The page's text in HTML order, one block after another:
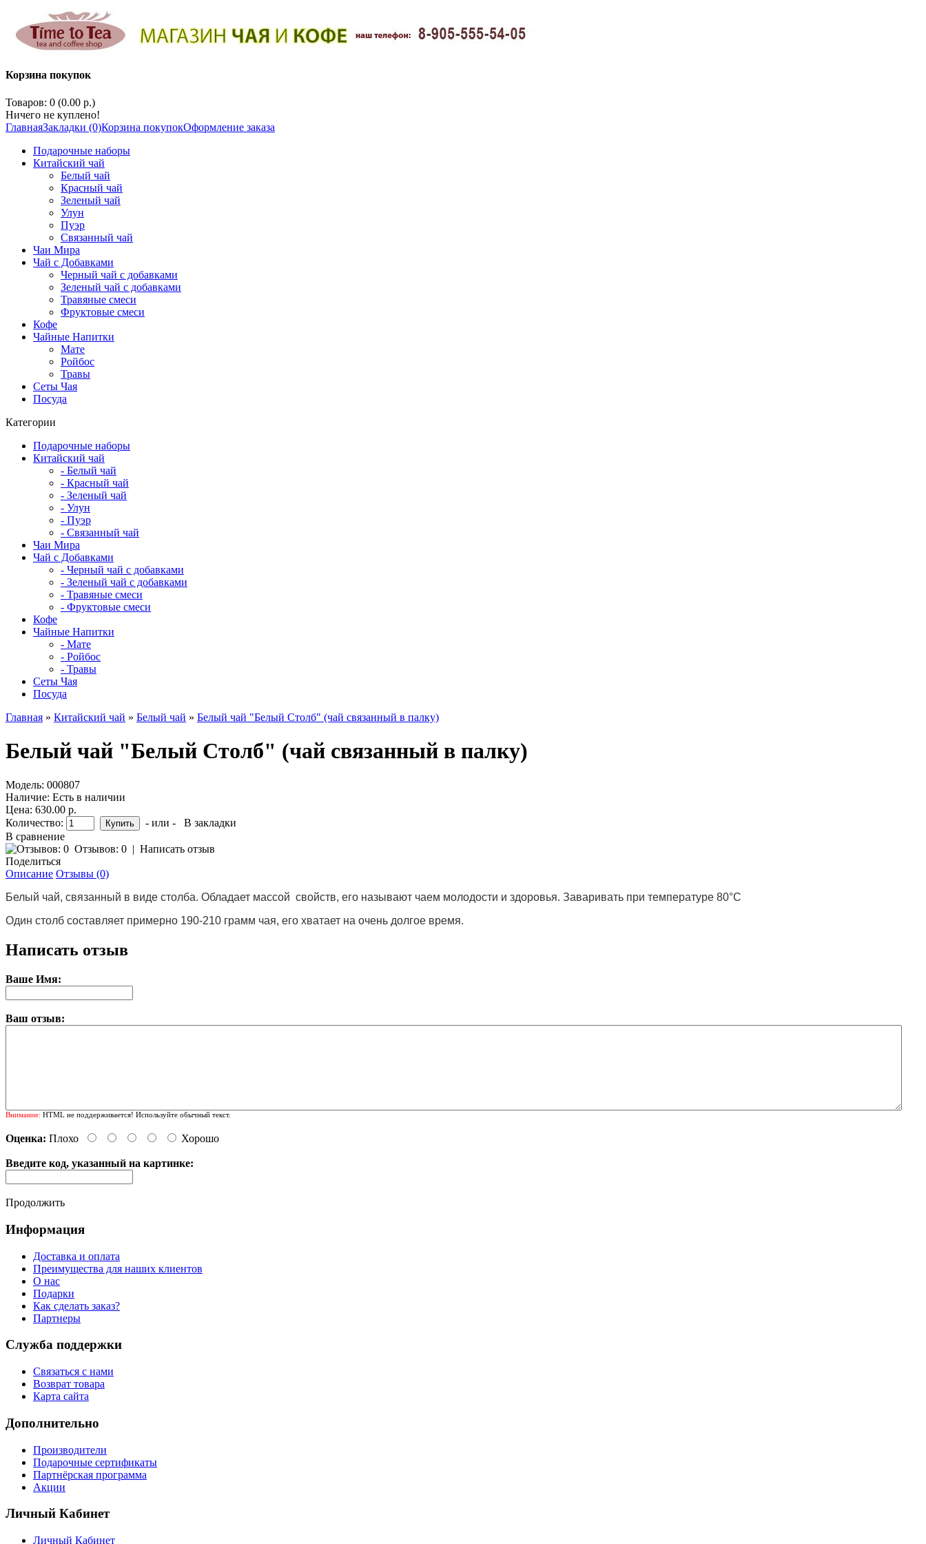
Корзина покупок
Товаров: 0 (0.00 р.)
Ничего не куплено!
ГлавнаяЗакладки (0)Корзина покупокОформление заказа
Подарочные наборы
Китайский чай
Белый чай
Красный чай
Зеленый чай
Улун
Пуэр
Связанный чай
Чаи Мира
Чай с Добавками
Черный чай с добавками
Зеленый чай с добавками
Травяные смеси
Фруктовые смеси
Кофе
Чайные Напитки
Мате
Ройбос
Травы
Сеты Чая
Посуда
Категории
Подарочные наборы
Китайский чай
- Белый чай
- Красный чай
- Зеленый чай
- Улун
- Пуэр
- Связанный чай
Чаи Мира
Чай с Добавками
- Черный чай с добавками
- Зеленый чай с добавками
- Травяные смеси
- Фруктовые смеси
Кофе
Чайные Напитки
- Мате
- Ройбос
- Травы
Сеты Чая
Посуда
Главная » Китайский чай » Белый чай » Белый чай "Белый Столб" (чай связанный в палку)
Белый чай "Белый Столб" (чай связанный в палку)
Модель: 000807
Наличие: Есть в наличии
Цена: 630.00 р.
Количество:
- или -
В закладки
В сравнение
Отзывов: 0 | Написать отзыв
Поделиться
Описание Отзывы (0)
Белый чай, связанный в виде столба. Обладает массой свойств, его называют чаем молодости и здоровья. Заваривать при температуре 80°С
Один столб составляет примерно 190-210 грамм чая, его хватает на очень долгое время.
Написать отзыв
Ваше Имя:
Ваш отзыв:
Внимание: HTML не поддерживается! Используйте обычный текст.
Оценка: Плохо Хорошо
Введите код, указанный на картинке:
Продолжить
Информация
Доставка и оплата
Преимущества для наших клиентов
О нас
Подарки
Как сделать заказ?
Партнеры
Служба поддержки
Связаться с нами
Возврат товара
Карта сайта
Дополнительно
Производители
Подарочные сертификаты
Партнёрская программа
Акции
Личный Кабинет
Личный Кабинет